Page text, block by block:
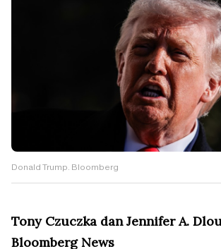
Donald Trump. Bloomberg
Tony Czuczka dan Jennifer A.
Bloomberg News